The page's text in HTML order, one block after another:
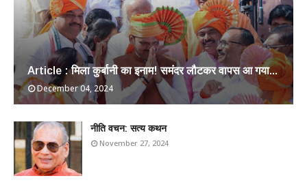
Article : मिला कुर्बानी का इनाम! समंदर लौटकर वापस आ गया...
December 04, 2024
​नीति वचन: सत्य कथन
November 27, 2024